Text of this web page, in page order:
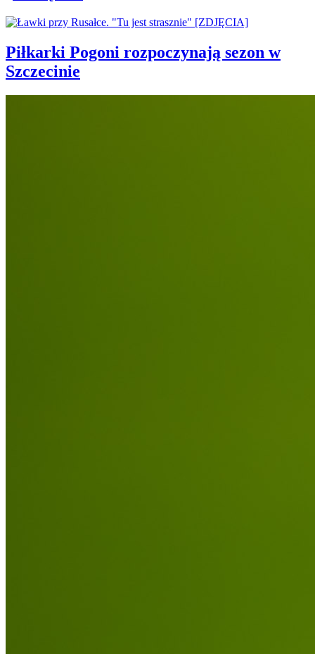
Piłkarki Pogoni rozpoczynają sezon w
Szczecinie